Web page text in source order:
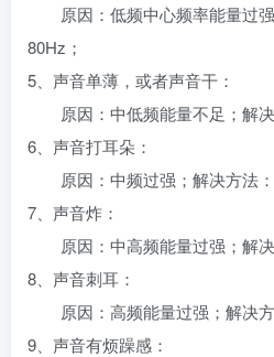
原因：低频中心频率能量过强
80Hz；
5、声音单薄，或者声音干：
原因：中低频能量不足；解决
6、声音打耳朵：
原因：中频过强；解决方法：
7、声音炸：
原因：中高频能量过强；解决
8、声音刺耳：
原因：高频能量过强；解决方
9、声音有烦躁感：